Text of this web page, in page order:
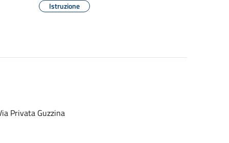
Istruzione
Privata Guzzina